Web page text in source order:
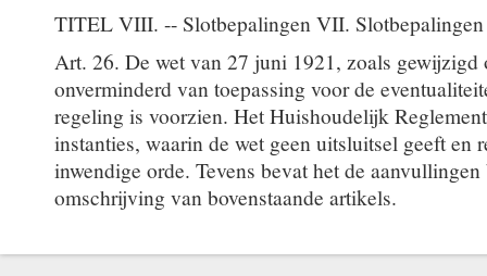
TITEL VIII. -- Slotbepalingen VII. Slotbepalingen
Art. 26. De wet van 27 juni 1921, zoals gewijzigd
onverminderd van toepassing voor de
regeling is voorzien. Het Huishoudelijk
instanties, waarin de wet geen uitsluitsel geeft en
inwendige orde. Tevens bevat het de
omschrijving van bovenstaande artikels.